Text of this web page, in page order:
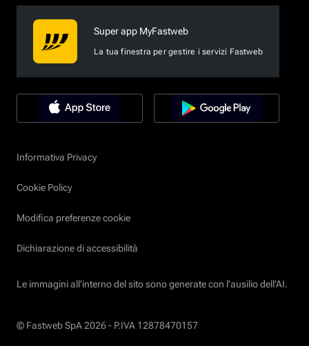
Super app MyFastweb
La tua finestra per gestire i servizi Fastweb
Informativa Privacy
Cookie Policy
Modifica preferenze cookie
Dichiarazione di accessibilità
Le immagini all’interno del sito sono generate con l'ausilio dell'AI.
© Fastweb SpA 2026 - P.IVA 12878470157